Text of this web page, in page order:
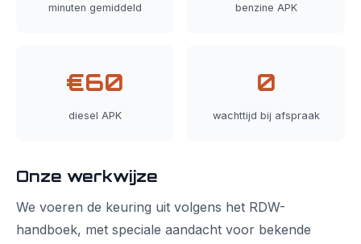
minuten gemiddeld benzine APK
€60
diesel APK
0
wachttijd bij afspraak
Onze werkwijze
We voeren de keuring uit volgens het RDW-
handboek, met speciale aandacht voor bekende